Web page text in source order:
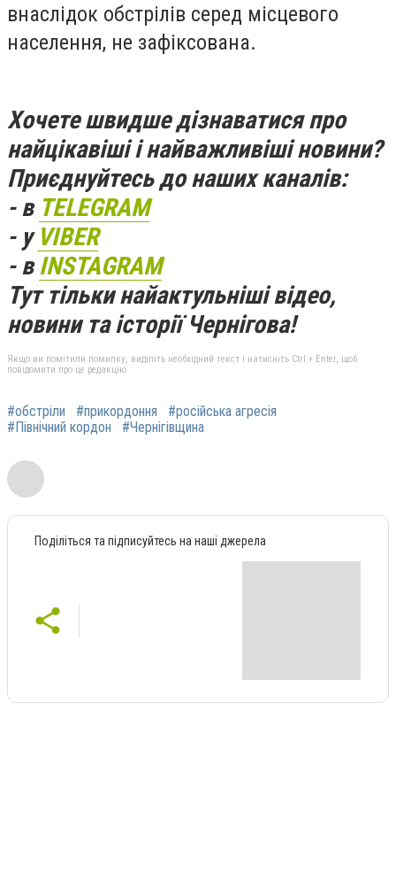
внаслідок обстрілів серед місцевого
населення, не зафіксована.
Хочете швидше дізнаватися про
найцікавіші і найважливіші новини?
Приєднуйтесь до наших каналів:
- в TELEGRAM
- у VIBER
- вINSTAGRAM
Тут тільки найактульніші відео,
новини та історії Чернігова!
Якщо ви помітили помилку, виділіть необхідний текст і натисніть Ctrl + Enter, щоб
повідомити про це редакцію
#обстріли #прикордоння
#російська агресія
#Північний кордон
#Чернігівщина
Поділіться та підписуйтесь на наші джерела